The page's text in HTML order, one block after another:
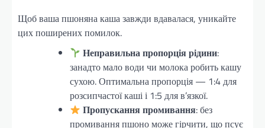
Щоб ваша пшоняна каша завжди вдавалася, уникайте
цих поширених помилок.
Неправильна пропорція рідини:
занадто мало води чи молока робить кашу
сухою. Оптимальна пропорція — 1:4 для
розсипчастої каші і 1:5 для в’язкої.
Пропускання промивання: без
промивання пшоно може гірчити, що псує